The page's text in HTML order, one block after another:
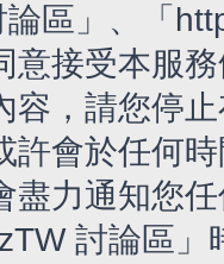
論區」、「
意接受本服
容，請您停
許會於任何
盡力通知您
討論區